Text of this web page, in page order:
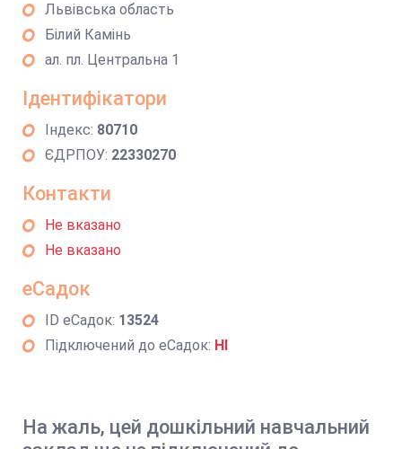
Львівська область
Білий Камінь
ал. пл. Центральна 1
Ідентифікатори
Індекс: 80710
ЄДРПОУ: 22330270
Контакти
Не вказано
Не вказано
еСадок
ID еСадок: 13524
Підключений до еСадок: НІ
На жаль, цей дошкільний навчальний